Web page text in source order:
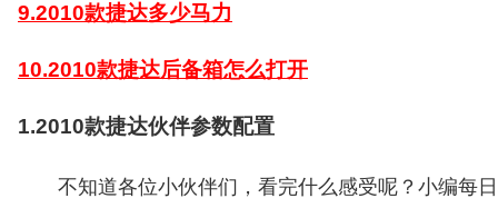
9.2010款捷达多少马力
10.2010款捷达后备箱怎么打开
1.2010款捷达伙伴参数配置
不知道各位小伙伴们，看完什么感受呢？小编每